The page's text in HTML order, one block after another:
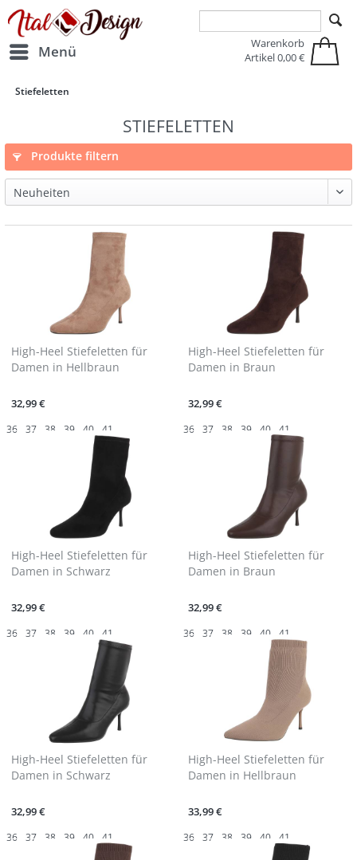
Zur Hauptnavigation springen Zum Hauptinhalt springen
Menü
Warenkorb
Artikel0,00 €
Stiefeletten
STIEFELETTEN
Produkte filtern
High-Heel Stiefeletten für
Damen in Hellbraun
32,99 €
36 37 38 39 40 41
High-Heel Stiefeletten für
Damen in Braun
32,99 €
36 37 38 39 40 41
High-Heel Stiefeletten für
Damen in Schwarz
32,99 €
36 37 38 39 40 41
High-Heel Stiefeletten für
Damen in Braun
32,99 €
36 37 38 39 40 41
High-Heel Stiefeletten für
Damen in Schwarz
32,99 €
36 37 38 39 40 41
High-Heel Stiefeletten für
Damen in Hellbraun
33,99 €
36 37 38 39 40 41